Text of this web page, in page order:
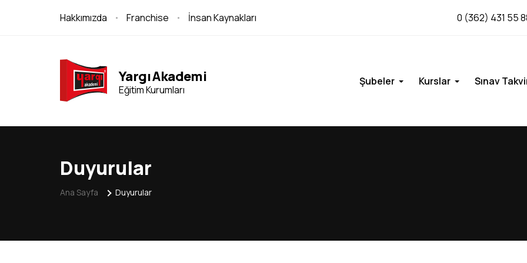
Hakkımızda Franchise İnsan Kaynakları 0 (362) 431 55
Yargı Akademi
Eğitim Kurumları
Şubeler Kurslar Sınav
Duyurular
Ana Sayfa Duyurular